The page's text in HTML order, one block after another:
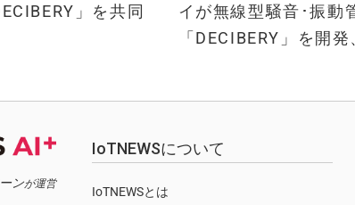
」を共同
イが無線型騒音･振動
「DECIBERY」を開
ンが運営
IoTNEWSについて
IoTNEWSとは